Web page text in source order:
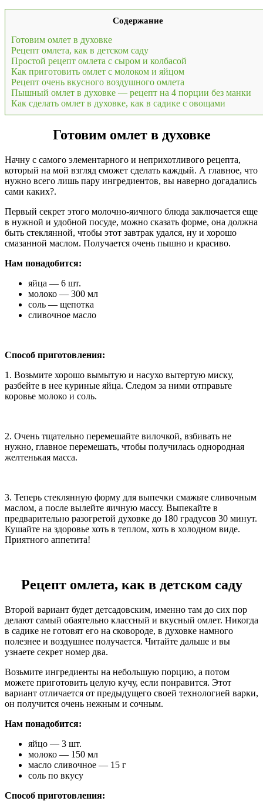
Содержание
Готовим омлет в духовке
Рецепт омлета, как в детском саду
Простой рецепт омлета с сыром и колбасой
Как приготовить омлет с молоком и яйцом
Рецепт очень вкусного воздушного омлета
Пышный омлет в духовке — рецепт на 4 порции без манки
Как сделать омлет в духовке, как в садике с овощами
Готовим омлет в духовке
Начну с самого элементарного и неприхотливого рецепта,
который на мой взгляд сможет сделать каждый. А главное, что
нужно всего лишь пару ингредиентов, вы наверно догадались
сами каких?.
Первый секрет этого молочно-яичного блюда заключается еще
в нужной и удобной посуде, можно сказать форме, она должна
быть стеклянной, чтобы этот завтрак удался, ну и хорошо
смазанной маслом. Получается очень пышно и красиво.
Нам понадобится:
яйца — 6 шт.
молоко — 300 мл
соль — щепотка
сливочное масло
Способ приготовления:
1. Возьмите хорошо вымытую и насухо вытертую миску,
разбейте в нее куриные яйца. Следом за ними отправьте
коровье молоко и соль.
2. Очень тщательно перемешайте вилочкой, взбивать не
нужно, главное перемешать, чтобы получилась однородная
желтенькая масса.
3. Теперь стеклянную форму для выпечки смажьте сливочным
маслом, а после вылейте яичную массу. Выпекайте в
предварительно разогретой духовке до 180 градусов 30 минут.
Кушайте на здоровье хоть в теплом, хоть в холодном виде.
Приятного аппетита!
Рецепт омлета, как в детском саду
Второй вариант будет детсадовским, именно там до сих пор
делают самый обаятельно классный и вкусный омлет. Никогда
в садике не готовят его на сковороде, в духовке намного
полезнее и воздушнее получается. Читайте дальше и вы
узнаете секрет номер два.
Возьмите ингредиенты на небольшую порцию, а потом
можете приготовить целую кучу, если понравится. Этот
вариант отличается от предыдущего своей технологией варки,
он получится очень нежным и сочным.
Нам понадобится:
яйцо — 3 шт.
молоко — 150 мл
масло сливочное — 15 г
соль по вкусу
Способ приготовления: